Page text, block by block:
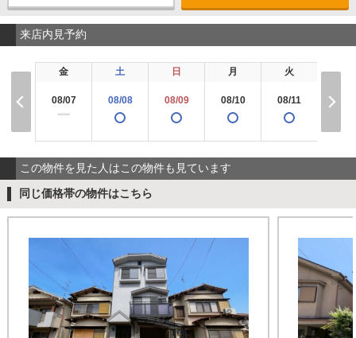
来店内見予約
金
08/07
ー
土
08/08
日
08/09
月
08/10
火
08/11 08/
この物件を見た人はこの物件も見ています
同じ価格帯の物件はこちら